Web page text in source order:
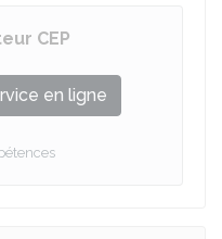
CEP
en ligne